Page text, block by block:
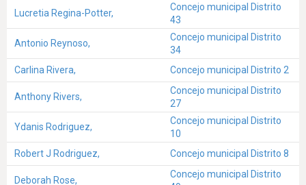
Lucretia Regina-Potter,
Concejo municipal Distrito
43
Antonio Reynoso,
Concejo municipal Distrito
34
Carlina Rivera,
Concejo municipal Distrito 2
Anthony Rivers,
Concejo municipal Distrito
27
Ydanis Rodriguez,
Concejo municipal Distrito
10
Robert J Rodriguez,
Concejo municipal Distrito 8
Deborah Rose,
Concejo municipal Distrito